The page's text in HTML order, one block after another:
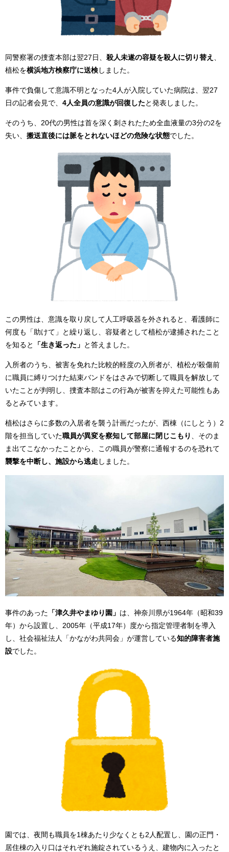
同警察署の捜査本部は翌27日、 殺人未遂の容疑を殺人に切り替え
植松を横浜地方検察庁に送検 しました。
事件で負傷して意識不明となった4人が入院していた病院は、翌27
日の記者会見で、 4人全員の意識が回復した と発表しました。
そのうち、20代の男性は首を深く刺されたため全血液量の3分の2を
失い、 搬送直後には脈をとれないほどの危険な状態でした。
この男性は、意識を取り戻して人工呼吸器を外されると、看護師に
何度も「助けて」と繰り返し、容疑者として植松が逮捕されたこと
を知ると
「生き返った」 と答えました。
入所者のうち、被害を免れた比較的軽度の入所者が、植松が殺傷前
に職員に縛りつけた結束バンドをはさみで切断して職員を解放して
いたことが判明し、捜査本部はこの行為が被害を抑えた可能性もあ
るとみています。
植松はさらに多数の入居者を襲う計画だったが、西棟（にしとう）2
階を担当していた職員が異変を察知して部屋に閉じこもり
、そのま
ま出てこなかったことから、この職員が警察に通報するのを恐れて
襲撃を中断し、施設から逃走 しました。
事件のあった 「津久井やまゆり園」 は、神奈川県が1964年（昭和39
年）から設置し、2005年（平成17年）度から指定管理者制を導入
し、社会福祉法人「かながわ共同会」が運営している知的障害者施
設でした。
園では、夜間も職員を1棟あたり少なくとも2人配置し、園の正門・
居住棟の入り口はそれぞれ施錠されているうえ、建物内に入ったと